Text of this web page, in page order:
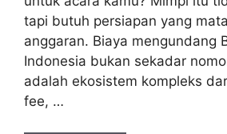
tapi butuh persiapan yang
anggaran. Biaya mengundang
Indonesia bukan sekadar
adalah ekosistem kompleks
fee, …